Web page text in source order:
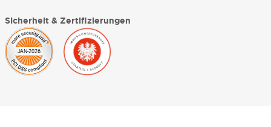
Sicherheit & Zertifizierungen